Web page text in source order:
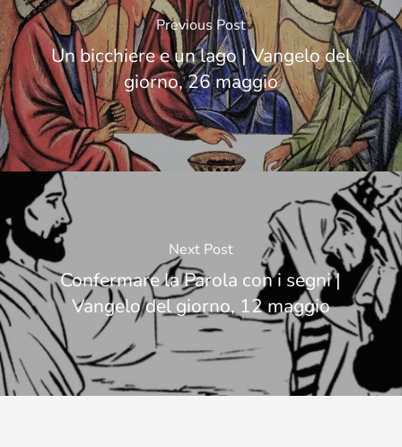
Previous Post
Un bicchiere e un lago | Vangelo del
giorno, 26 maggio
Next Post
Confermare la Parola con i segni |
Vangelo del giorno, 12 maggio